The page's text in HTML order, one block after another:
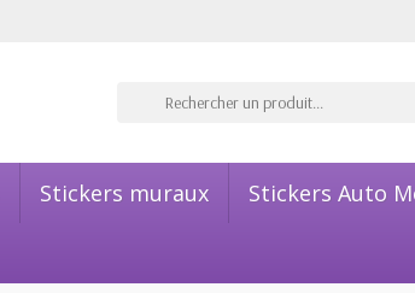
Stickers muraux Stickers Auto